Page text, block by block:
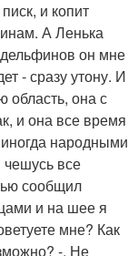
и копит
А Ленька
он мне
- сразу утону. И
область, она с
и она все время
народными
чешусь все
сообщил
и на шее я
мне? Как
-. Не